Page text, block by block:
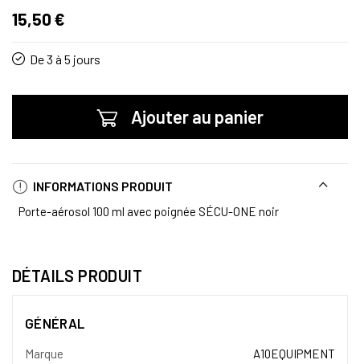
15,50 €
De 3 à 5 jours
Ajouter au panier
INFORMATIONS PRODUIT
Porte-aérosol 100 ml avec poignée SÉCU-ONE noir
DÉTAILS PRODUIT
GÉNÉRAL
Marque A10EQUIPMENT